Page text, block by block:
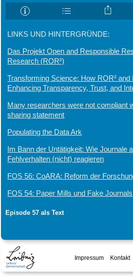
LINKS UND HINTERGRÜNDE:
Das Projekt Open and Responsible
Research (ROR²)
Transforming Science: How ROR² and
Enhancing Transparency, Trust, and
Many researchers were not compliant
sharing statement
Populating the Data Ark
Im Bann der Untätigkeit: Wie Journale
Fehlverhalten (nicht) reagieren
FOS 56: CoARA: Reform der
FOS 54: Paper Mills und Fake Journals
Episode 57 als Text
Impressum Kontakt